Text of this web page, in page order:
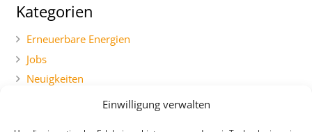
Einwilligung verwalten
Kategorien
Erneuerbare Energien
Jobs
Neuigkeiten
Social Marketing